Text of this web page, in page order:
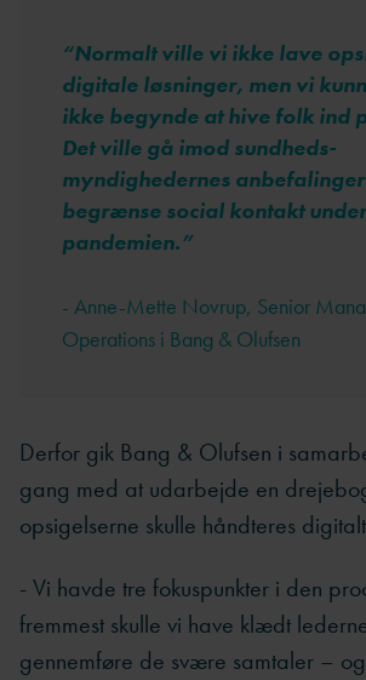
“Normalt ville vi ikke lave
digitale løsninger, men vi
ikke begynde at hive folk ind
Det ville gå imod sundheds-
myndighedernes
begrænse social kontakt under
pandemien.”
- Anne-Mette Novrup, Senior
Operations i Bang & Olufsen
Derfor gik Bang & Olufsen i
gang med at udarbejde en
opsigelserne skulle håndteres
- Vi havde tre fokuspunkter i den
fremmest skulle vi have klædt
gennemføre de svære samtaler –